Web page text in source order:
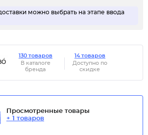
можно выбрать на этапе ввода
130 товаров
В каталоге
бренда
14 товаров
Доступно по
скидке
Просмотренные товары
+ 1 товаров